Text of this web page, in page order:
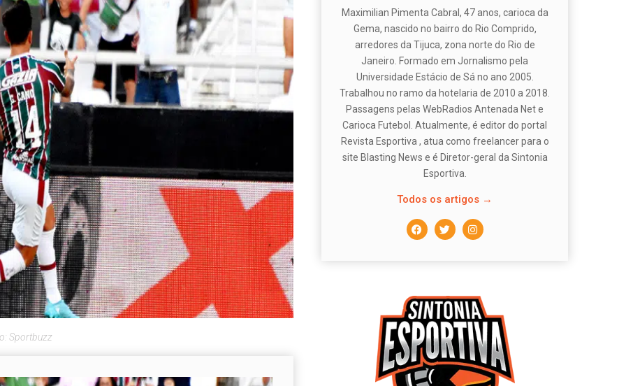
Sportbuzz
Maximilian Pimenta Cabral, 47 anos, carioca da
Gema, nascido no bairro do Rio Comprido,
arredores da Tijuca, zona norte do Rio de
Janeiro. Formado em Jornalismo pela
Universidade Estácio de Sá no ano 2005.
Trabalhou no ramo da hotelaria de 2010 a 2018.
Passagens pelas WebRadios Antenada Net e
Carioca Futebol. Atualmente, é editor do portal
Revista Esportiva , atua como freelancer para o
site Blasting News e é Diretor-geral da Sintonia
Esportiva.
Todos os artigos →